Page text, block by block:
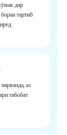
дар
тартиб
аз
табобат